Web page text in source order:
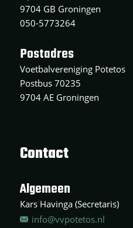
9704 GB Groningen
050-5773264
Postadres
Voetbalvereniging Potetos
Postbus 70235
9704 AE Groningen
Contact
Algemeen
Kars Havinga (Secretaris)
info@vvpotetos.nl